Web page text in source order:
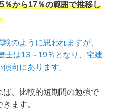
％から17％の範囲で推移し
のように思われますが、
士は13～19％となり、宅建
向にあります。
ば、比較的短期間の勉強で
ます。